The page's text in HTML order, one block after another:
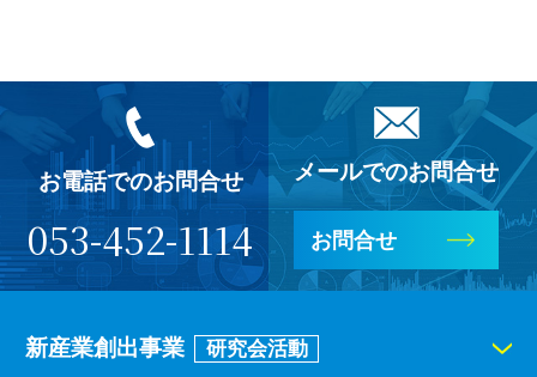
お電話でのお問合せ
053-452-1114
メールでのお問合せ
お問合せ
新産業創出事業 研究会活動